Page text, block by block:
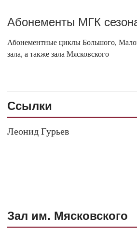
Абонементы МГК
Абонементные циклы Большого,
зала, а также зала Мясковского
Ссылки
Леонид Гурьев
Зал им. Мясковского